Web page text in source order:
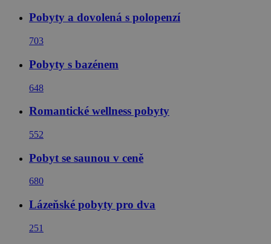
Pobyty a dovolená s polopenzí
703
Pobyty s bazénem
648
Romantické wellness pobyty
552
Pobyt se saunou v ceně
680
Lázeňské pobyty pro dva
251